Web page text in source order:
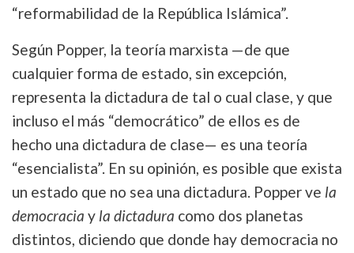
“reformabilidad de la República Islámica”.
Según Popper, la teoría marxista —de que
cualquier forma de estado, sin excepción,
representa la dictadura de tal o cual clase, y que
incluso el más “democrático” de ellos es de
hecho una dictadura de clase— es una teoría
“esencialista”. En su opinión, es posible que exista
un estado que no sea una dictadura. Popper ve la
democracia y la dictadura como dos planetas
distintos, diciendo que donde hay democracia no